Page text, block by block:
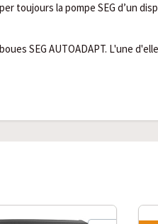
toujours la pompe SEG d’un
SEG AUTOADAPT. L'une